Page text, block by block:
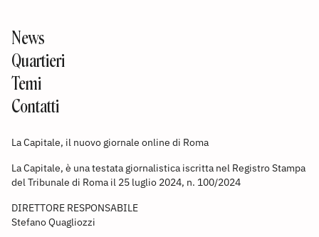
News
Quartieri
Temi
Contatti
La Capitale, il nuovo giornale online di Roma
La Capitale, è una testata giornalistica iscritta nel Registro Stampa
del Tribunale di Roma il 25 luglio 2024, n. 100/2024
DIRETTORE RESPONSABILE
Stefano Quagliozzi